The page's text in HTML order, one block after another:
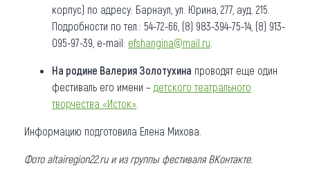
корпус) по адресу: Барнаул, ул. Юрина, 277, ауд. 215.
Подробности по тел.: 54-72-66, (8) 983-394-75-14, (8) 913-
095-97-39, e-mail: efshangina@mail.ru
На родине Валерия Золотухина проводят еще один
фестиваль его имени – детского театрального
творчества «Исток»
Информацию подготовила Елена Михова.
Фото altairegion22.ru и из группы фестиваля ВКонтакте.